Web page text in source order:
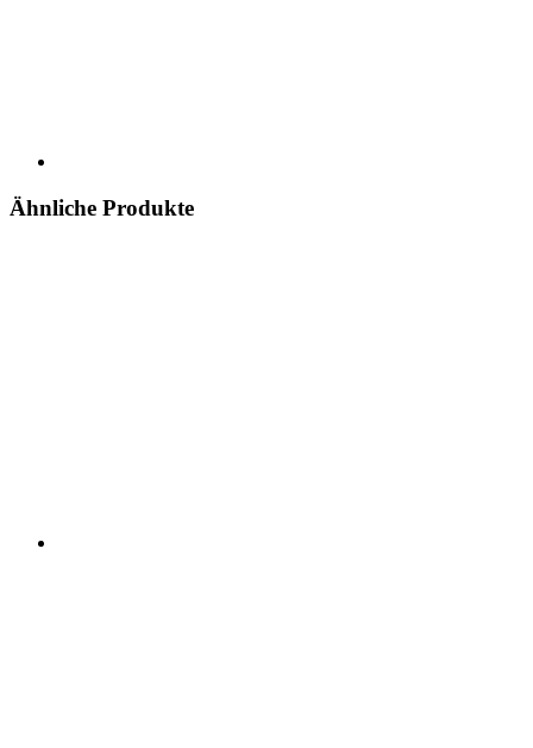
Ähnliche Produkte